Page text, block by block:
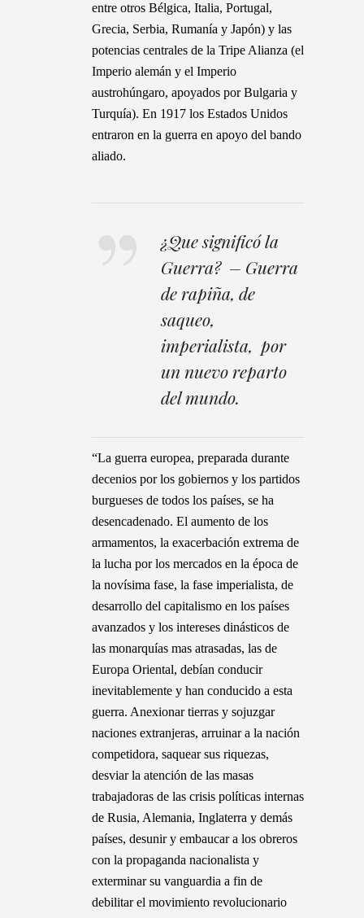
entre otros Bélgica, Italia, Portugal,
Grecia, Serbia, Rumanía y Japón) y las
potencias centrales de la Tripe Alianza (el
Imperio alemán y el Imperio
austrohúngaro, apoyados por Bulgaria y
Turquía). En 1917 los Estados Unidos
entraron en la guerra en apoyo del bando
aliado.
¿Que significó la
Guerra? – Guerra
de rapiña, de
saqueo,
imperialista, por
un nuevo reparto
del mundo.
“La guerra europea, preparada durante
decenios por los gobiernos y los partidos
burgueses de todos los países, se ha
desencadenado. El aumento de los
armamentos, la exacerbación extrema de
la lucha por los mercados en la época de
la novísima fase, la fase imperialista, de
desarrollo del capitalismo en los países
avanzados y los intereses dinásticos de
las monarquías mas atrasadas, las de
Europa Oriental, debían conducir
inevitablemente y han conducido a esta
guerra. Anexionar tierras y sojuzgar
naciones extranjeras, arruinar a la nación
competidora, saquear sus riquezas,
desviar la atención de las masas
trabajadoras de las crisis políticas internas
de Rusia, Alemania, Inglaterra y demás
países, desunir y embaucar a los obreros
con la propaganda nacionalista y
exterminar su vanguardia a fin de
debilitar el movimiento revolucionario